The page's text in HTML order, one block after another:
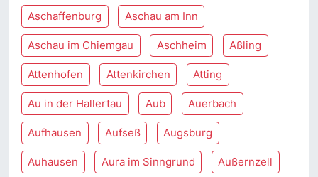
Aschaffenburg Aschau am Inn
Aschau im Chiemgau Aschheim Aßling
Attenhofen Attenkirchen Atting
Au in der Hallertau Aub Auerbach
Aufhausen Aufseß Augsburg
Auhausen Aura im Sinngrund Außernzell